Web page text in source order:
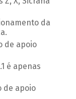
da
de apoio
é apenas
de apoio